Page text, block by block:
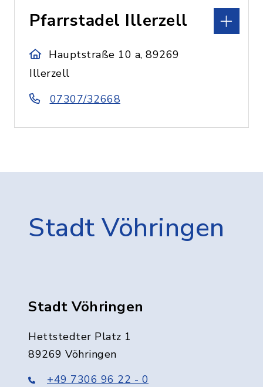
Pfarrstadel Illerzell
Hauptstraße 10 a, 89269
Illerzell
07307/32668
Stadt Vöhringen
Stadt Vöhringen
Hettstedter Platz 1
89269 Vöhringen
+49 7306 96 22 - 0